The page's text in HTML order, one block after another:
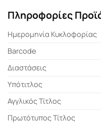
Πληροφορίες
Ημερομηνία Κυκλοφορίας
Barcode
Διαστάσεις
Υπότιτλος
Αγγλικός Τίτλος
Πρωτότυπος Τίτλος